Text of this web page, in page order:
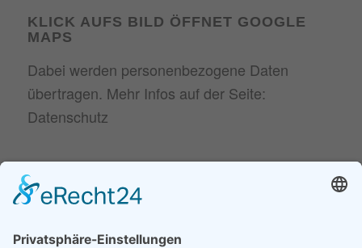
KLICK AUFS BILD ÖFFNET GOOGLE
MAPS
Dabei werden personenbezogene Daten
übertragen. Mehr Infos auf der Seite:
Datenschutz